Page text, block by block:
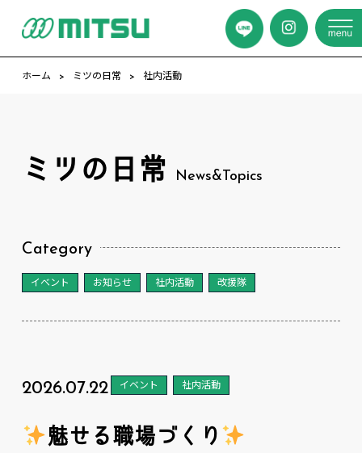
ホーム ミツの日常 社内活動
ミツの日常 News&Topics
Category
イベント お知らせ 社内活動 改援隊
2026.07.22 イベント 社内活動
魅せる職場づくり